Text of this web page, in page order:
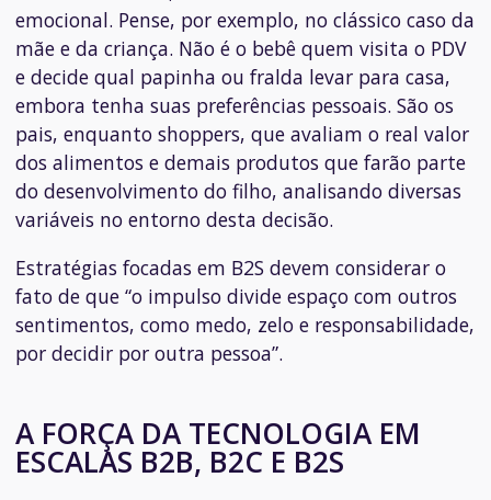
emocional. Pense, por exemplo, no clássico caso da
mãe e da criança. Não é o bebê quem visita o PDV
e decide qual papinha ou fralda levar para casa,
embora tenha suas preferências pessoais. São os
pais, enquanto shoppers, que avaliam o real valor
dos alimentos e demais produtos que farão parte
do desenvolvimento do filho, analisando diversas
variáveis no entorno desta decisão.
Estratégias focadas em B2S devem considerar o
fato de que “o impulso divide espaço com outros
sentimentos, como medo, zelo e responsabilidade,
por decidir por outra pessoa”.
A FORÇA DA TECNOLOGIA EM
ESCALAS B2B, B2C E B2S